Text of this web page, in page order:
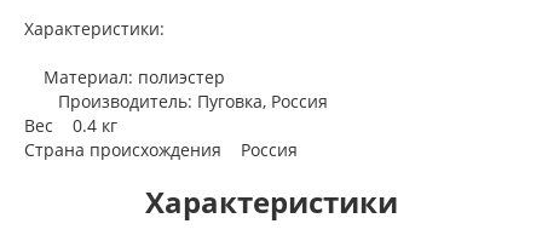
Характеристики:
Материал: полиэстер
Производитель: Пуговка, Россия
Вес 0.4 кг
Страна происхождения Россия
Характеристики